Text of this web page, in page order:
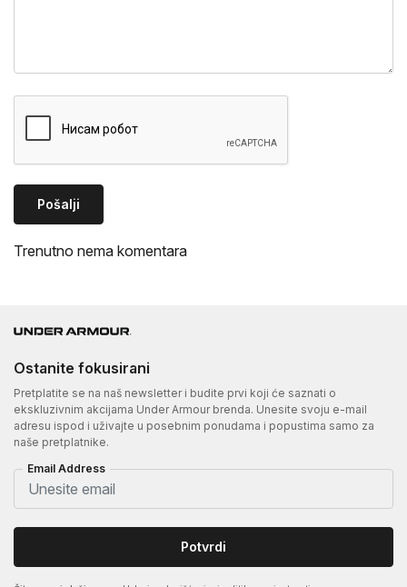
Pošalji
Trenutno nema komentara
Ostanite fokusirani
Pretplatite se na naš newsletter i budite prvi koji će saznati o
ekskluzivnim akcijama Under Armour brenda. Unesite svoju e-mail
adresu ispod i uživajte u posebnim ponudama i popustima samo za
naše pretplatnike.
Email Address
Potvrdi